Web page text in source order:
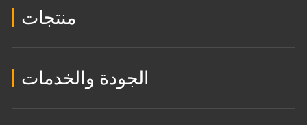
منتجات
الجودة والخدمات